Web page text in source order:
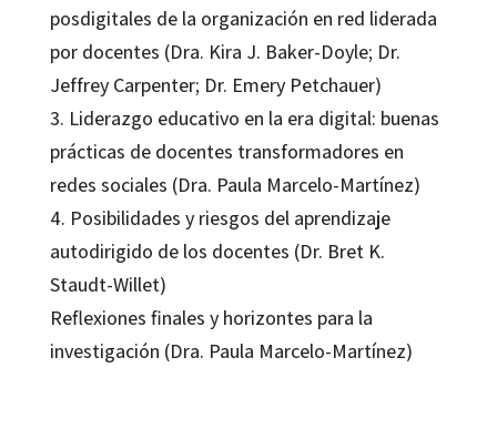
posdigitales de la organización en red liderada
por docentes (Dra. Kira J. Baker-Doyle; Dr.
Jeffrey Carpenter; Dr. Emery Petchauer)
3. Liderazgo educativo en la era digital: buenas
prácticas de docentes transformadores en
redes sociales (Dra. Paula Marcelo-Martínez)
4. Posibilidades y riesgos del aprendizaje
autodirigido de los docentes (Dr. Bret K.
Staudt-Willet)
Reflexiones finales y horizontes para la
investigación (Dra. Paula Marcelo-Martínez)